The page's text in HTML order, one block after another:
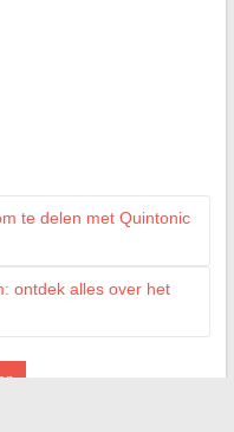
te delen met Quintonic
ontdek alles over het